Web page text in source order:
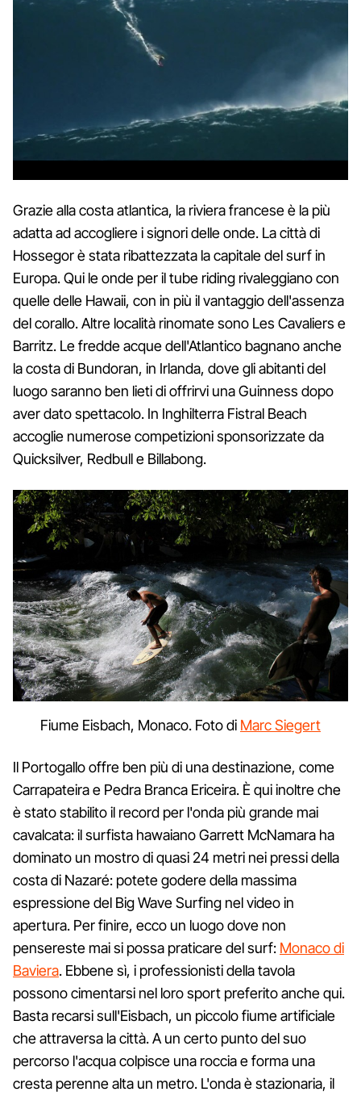
Grazie alla costa atlantica, la riviera francese è la più
adatta ad accogliere i signori delle onde. La città di
Hossegor è stata ribattezzata la capitale del surf in
Europa. Qui le onde per il tube riding rivaleggiano con
quelle delle Hawaii, con in più il vantaggio dell'assenza
del corallo. Altre località rinomate sono Les Cavaliers e
Barritz. Le fredde acque dell'Atlantico bagnano anche
la costa di Bundoran, in Irlanda, dove gli abitanti del
luogo saranno ben lieti di offrirvi una Guinness dopo
aver dato spettacolo. In Inghilterra Fistral Beach
accoglie numerose competizioni sponsorizzate da
Quicksilver, Redbull e Billabong.
Fiume Eisbach, Monaco. Foto di Marc Siegert
Il Portogallo offre ben più di una destinazione, come
Carrapateira e Pedra Branca Ericeira. È qui inoltre che
è stato stabilito il record per l'onda più grande mai
cavalcata: il surfista hawaiano Garrett McNamara ha
dominato un mostro di quasi 24 metri nei pressi della
costa di Nazaré: potete godere della massima
espressione del Big Wave Surfing nel video in
apertura. Per finire, ecco un luogo dove non
pensereste mai si possa praticare del surf: Monaco di
Baviera. Ebbene sì, i professionisti della tavola
possono cimentarsi nel loro sport preferito anche qui.
Basta recarsi sull'Eisbach, un piccolo fiume artificiale
che attraversa la città. A un certo punto del suo
percorso l'acqua colpisce una roccia e forma una
cresta perenne alta un metro. L'onda è stazionaria, il